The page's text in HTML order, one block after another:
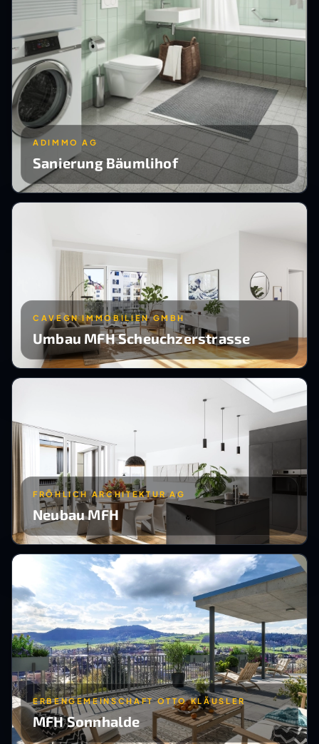
ADIMMO AG
Sanierung Bäumlihof
CAVEGN IMMOBILIEN GMBH
Umbau MFH Scheuchzerstrasse
FRÖHLICH ARCHITEKTUR AG
Neubau MFH
ERBENGEMEINSCHAFT OTTO KLÄUSLER
MFH Sonnhalde